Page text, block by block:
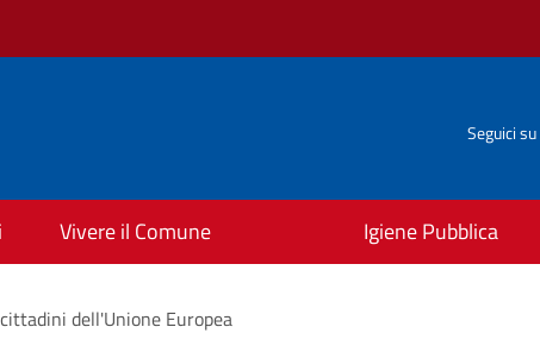
Seguici su
Vivere il Comune Igiene Pubblica
dell'Unione Europea